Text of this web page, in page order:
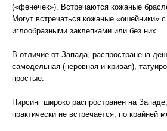
(«фенечек»). Встречаются кожаные
Могут встречаться кожаные «ошейники»
иглообразными заклепками или без них.
В отличие от Запада, распространена
самодельная (неровная и кривая),
простые.
Пирсинг широко распространен на
практически не встречается, по крайней